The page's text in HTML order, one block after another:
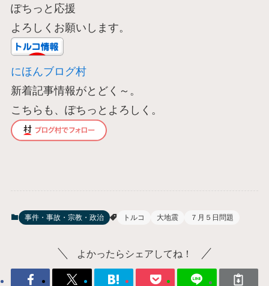
ぽちっと応援
よろしくお願いします。
にほんブログ村
新着記事情報がとどく～。
こちらも、ぽちっとよろしく。
事件・事故・宗教・政治 トルコ 大地震 ７月５日問題
よかったらシェアしてね！